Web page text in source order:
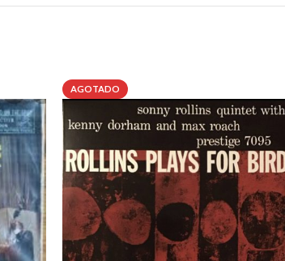
AGOTADO